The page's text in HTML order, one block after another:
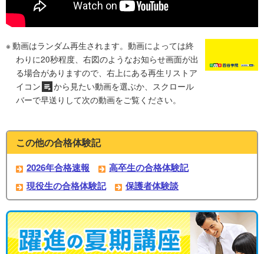
動画はランダム再生されます。動画によっては終
わりに20秒程度、右図のようなお知らせ画面が出
る場合がありますので、右上にある再生リストア
イコン
から見たい動画を選ぶか、スクロール
バーで早送りして次の動画をご覧ください。
この他の合格体験記
2026年合格速報
高卒生の合格体験記
現役生の合格体験記
保護者体験談